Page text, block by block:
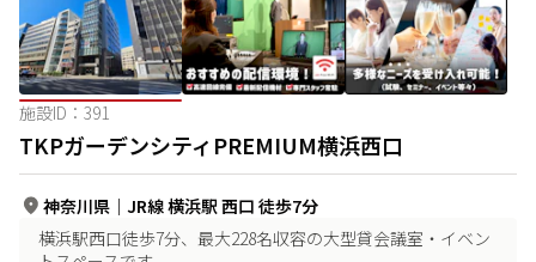
施設ID： 391
TKPガーデンシティPREMIUM横浜西口
神奈川県 ｜ JR線 横浜駅 西口 徒歩7分
横浜駅西口徒歩7分、最大228名収容の大型貸会議室・イベン